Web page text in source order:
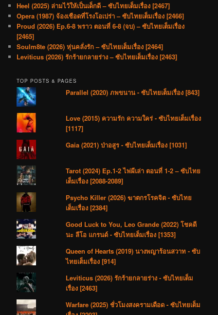
Heel (2025) ล่ามไว้ให้เป็นเด็กดี – ซับไทยเต็มเรื่อง [2467]
Opera (1987) จ้องเชือดที่โรงโอเปร่า – ซับไทยเต็มเรื่อง [2466]
Proud (2026) Ep.6-8 พราว ตอนที่ 6-8 (จบ) – ซับไทยเต็มเรื่อง
[2465]
Soulm8te (2026) หุ่นคลั่งรัก – ซับไทยเต็มเรื่อง [2464]
Leviticus (2026) รักร้ายกลายร่าง – ซับไทยเต็มเรื่อง [2463]
TOP POSTS & PAGES
Parallel (2020) ภพขนาน - ซับไทยเต็มเรื่อง [843]
Love (2015) ความรัก ความใคร่ - ซับไทยเต็มเรื่อง
[1117]
Gaia (2021) ป่าอสูร - ซับไทยเต็มเรื่อง [1031]
Tarot (2024) Ep.1-2 ไพ่ผีเล่า ตอนที่ 1-2 – ซับไทย
เต็มเรื่อง [2088-2089]
Psycho Killer (2026) ฆาตกรโรคจิต - ซับไทย
เต็มเรื่อง [2384]
Good Luck to You, Leo Grande (2022) โชคดี
นะ ลีโอ แกรนด์ - ซับไทยเต็มเรื่อง [1353]
Queen of Hearts (2019) นางพญาร้อนสวาท - ซับ
ไทยเต็มเรื่อง [914]
Leviticus (2026) รักร้ายกลายร่าง - ซับไทยเต็ม
เรื่อง [2463]
Warfare (2025) ชั่วโมงสงครามเดือด - ซับไทยเต็ม